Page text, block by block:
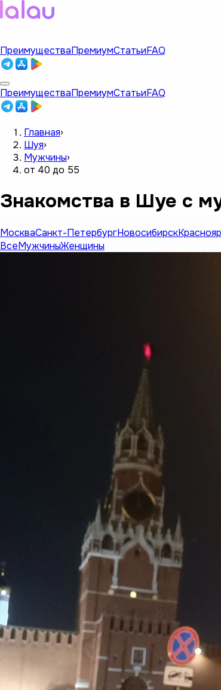
ПреимуществаПремиумСтатьиFAQ
ПреимуществаПремиумСтатьиFAQ
Главная›
Шуя›
Мужчины›
от 40 до 55
Знакомства в Шуе с
МоскваСанкт-ПетербургНовосибирск
ВсеМужчиныЖенщины